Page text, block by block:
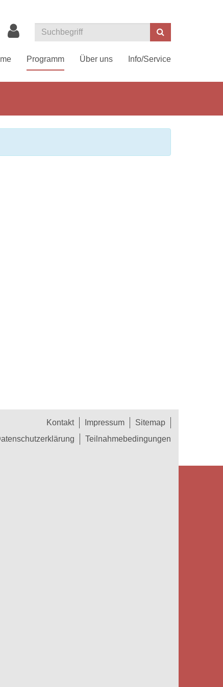
Suchen
Programm Über uns Info/Service
Kontakt Impressum
Sitemap
Teilnahmebedingungen